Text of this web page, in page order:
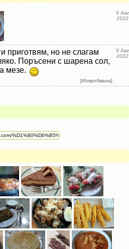
9 Авг
2022
приготвям, но не слагам
Поръсени с шарена сол,
мезе.
[Изпробвана]
9 Авг
2022